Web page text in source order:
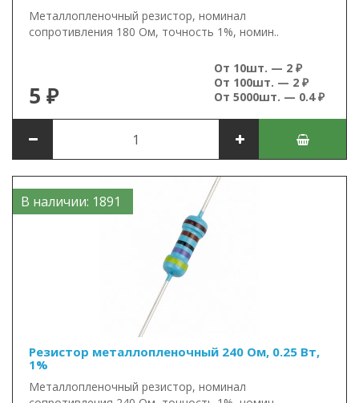
Металлопленочный резистор, номинал
сопротивления 180 Ом, точность 1%, номин..
5 ₽
От 10шт. — 2 ₽
От 100шт. — 2 ₽
От 5000шт. — 0.4 ₽
В наличии: 1891
Резистор металлопленочный 240 Ом, 0.25 Вт,
1%
Металлопленочный резистор, номинал